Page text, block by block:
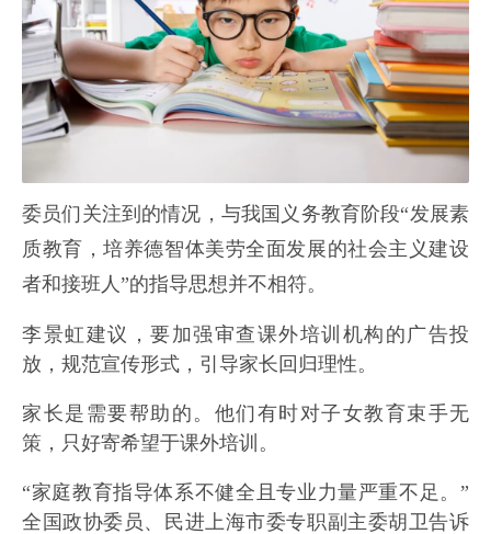
委员们关注到的情况，与我国义务教育阶段“发展素
质教育，培养德智体美劳全面发展的社会主义建设
者和接班人”的指导思想并不相符。
李景虹建议，要加强审查课外培训机构的广告投
放，规范宣传形式，引导家长回归理性。
家长是需要帮助的。他们有时对子女教育束手无
策，只好寄希望于课外培训。
“家庭教育指导体系不健全且专业力量严重不足。”
全国政协委员、民进上海市委专职副主委胡卫告诉